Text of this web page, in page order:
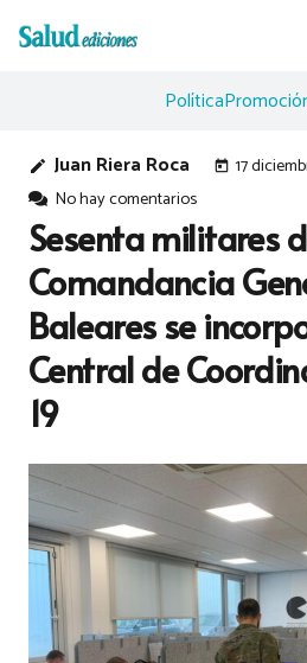
Política
edit Juan Riera Roca today 17
No hay comentarios
Sesenta militares
Comandancia
Baleares se
Central de
19